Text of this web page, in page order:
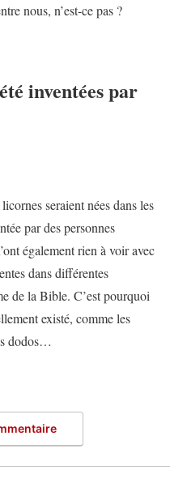
nous, n’est-ce pas ?
inventées par
seraient nées dans les
par des personnes
également rien à voir avec
dans différentes
de la Bible. C’est pourquoi
existé, comme les
dodos…